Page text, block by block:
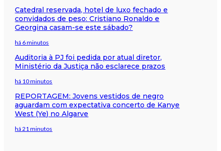
Catedral reservada, hotel de luxo fechado e
convidados de peso: Cristiano Ronaldo e
Georgina casam-se este sábado?
há 6 minutos
Auditoria à PJ foi pedida por atual diretor,
Ministério da Justiça não esclarece prazos
há 10 minutos
REPORTAGEM: Jovens vestidos de negro
aguardam com expectativa concerto de Kanye
West (Ye) no Algarve
há 21 minutos